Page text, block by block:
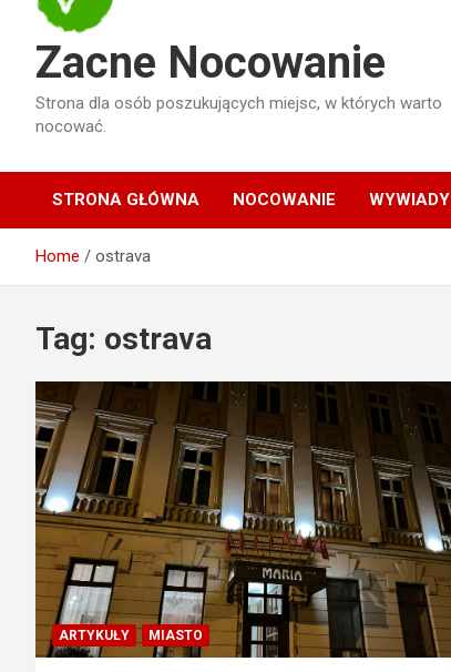
Zacne Nocowanie
Strona dla osób poszukujących miejsc, w których warto
nocować.
STRONA GŁÓWNA NOCOWANIE WYWIADY
Home ostrava
Tag: ostrava
ARTYKUŁY MIASTO